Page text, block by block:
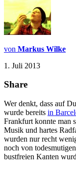
von Markus Wilke
1. Juli 2013
Share
Wer denkt, dass auf
wurde bereits in
Frankfurt konnte man
Musik und hartes
wurden nur recht
noch von
bustfreien Kanten